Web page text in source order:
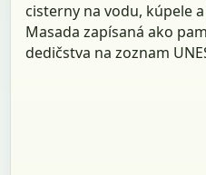
cisterny na vodu, kúpele
Masada zapísaná ako
dedičstva na zoznam